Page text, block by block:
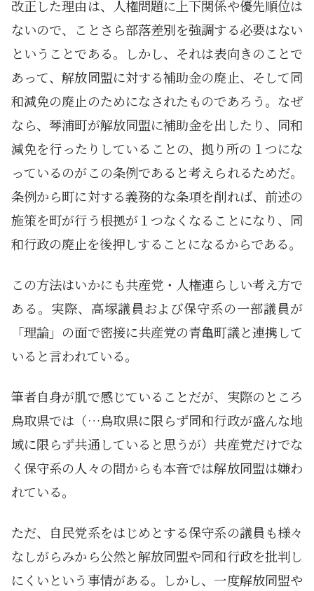
改正した理由は、人権問題に上下関係や優先順位は
ないので、ことさら部落差別を強調する必要はない
ということである。しかし、それは表向きのことで
あって、解放同盟に対する補助金の廃止、そして同
和減免の廃止のためになされたものであろう。なぜ
なら、琴浦町が解放同盟に補助金を出したり、同和
減免を行ったりしていることの、拠り所の１つにな
っているのがこの条例であると考えられるためだ。
条例から町に対する義務的な条項を削れば、前述の
施策を町が行う根拠が１つなくなることになり、同
和行政の廃止を後押しすることになるからである。
この方法はいかにも共産党・人権連らしい考え方で
ある。実際、高塚議員および保守系の一部議員が
「理論」の面で密接に共産党の青亀町議と連携して
いると言われている。
筆者自身が肌で感じていることだが、実際のところ
鳥取県では（…鳥取県に限らず同和行政が盛んな地
域に限らず共通していると思うが）共産党だけでな
く保守系の人々の間からも本音では解放同盟は嫌わ
れている。
ただ、自民党系をはじめとする保守系の議員も様々
なしがらみから公然と解放同盟や同和行政を批判し
にくいという事情がある。しかし、一度解放同盟や